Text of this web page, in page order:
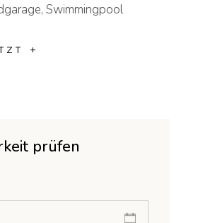
Swimmingpool
prüfen